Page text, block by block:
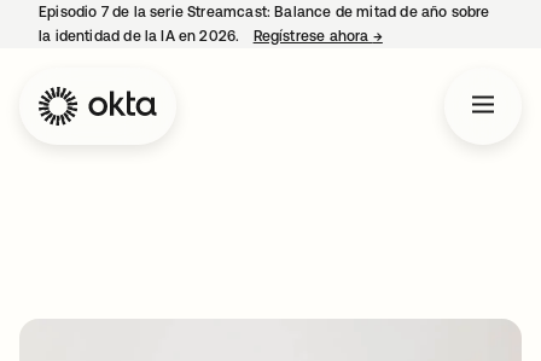
Episodio 7 de la serie Streamcast: Balance de mitad de año sobre
la identidad de la IA en 2026.
Regístrese ahora →se abre en una